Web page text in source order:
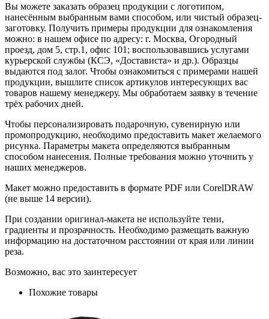
Вы можете заказать образец продукции с логотипом,
нанесённым выбранным вами способом, или чистый образец-
заготовку. Получить примеры продукции для ознакомления
можно: в нашем офисе по адресу: г. Москва, Огородный
проезд, дом 5, стр.1, офис 101; воспользовавшись услугами
курьерской службы (КСЭ, «Достависта» и др.). Образцы
выдаются под залог. Чтобы ознакомиться с примерами нашей
продукции, вышлите список артикулов интересующих вас
товаров нашему менеджеру. Мы обработаем заявку в течение
трёх рабочих дней.
Чтобы персонализировать подарочную, сувенирную или
промопродукцию, необходимо предоставить макет желаемого
рисунка. Параметры макета определяются выбранным
способом нанесения. Полные требования можно уточнить у
наших менеджеров.
Макет можно предоставить в формате PDF или CorelDRAW
(не выше 14 версии).
При создании оригинал-макета не используйте тени,
градиенты и прозрачность. Необходимо размещать важную
информацию на достаточном расстоянии от края или линии
реза.
Возможно, вас это заинтересует
Похожие товары